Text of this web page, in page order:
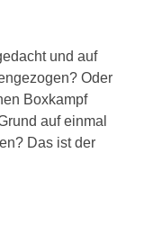
und auf
Oder
Boxkampf
auf einmal
Das ist der